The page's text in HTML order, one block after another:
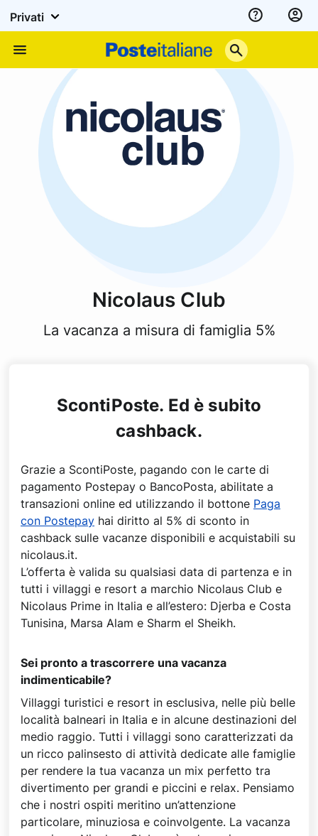
Privati
Assistenza
Italiane
Nicolaus Club
La vacanza a misura di famiglia 5%
ScontiPoste. Ed è subito
cashback.
Grazie a ScontiPoste, pagando con le carte di
pagamento Postepay o BancoPosta, abilitate a
transazioni online ed utilizzando il bottone Paga
con Postepay hai diritto al 5% di sconto in
cashback sulle vacanze disponibili e acquistabili su
nicolaus.it.
L’offerta è valida su qualsiasi data di partenza e in
tutti i villaggi e resort a marchio Nicolaus Club e
Nicolaus Prime in Italia e all’estero: Djerba e Costa
Tunisina, Marsa Alam e Sharm el Sheikh.
Sei pronto a trascorrere una vacanza
indimenticabile?
Villaggi turistici e resort in esclusiva, nelle più belle
località balneari in Italia e in alcune destinazioni del
medio raggio. Tutti i villaggi sono caratterizzati da
un ricco palinsesto di attività dedicate alle famiglie
per rendere la tua vacanza un mix perfetto tra
divertimento per grandi e piccini e relax. Pensiamo
che i nostri ospiti meritino un’attenzione
particolare, minuziosa e coinvolgente. La vacanza